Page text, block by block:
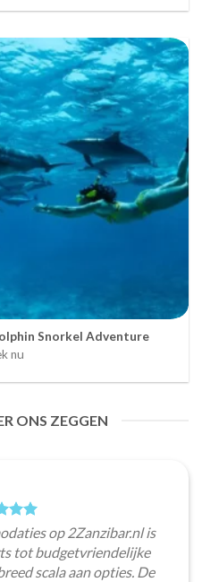
Snorkel Adventure
nu
ONS ZEGGEN
op 2Zanzibar.nl is
tot budgetvriendelijke
scala aan opties. De